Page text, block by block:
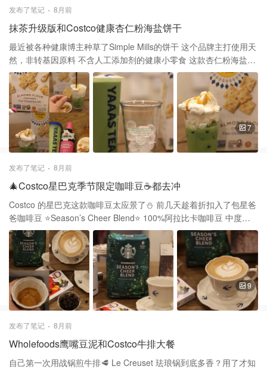
可以泡一会儿不脆也很好吃 FAGE Total 0%这款希腊酸奶更浓稠 是
奶 0脂肪，不含添加脂肪，高蛋白，不甜 因为它更浓稠所以我觉得
更适合搭配水果 或者拌在沙拉里做topping丰富口感层次 它的质地
更像打发的奶油 盒子上写着最好在开罐五天内吃完 这两款虽然都是
标有含糖量 前者7克后者5克，但都不甜几乎吃不出甜味 喜欢甜味可
以加适量蜂蜜🍯 按量的大小来说Fage相对经济实惠 酸奶是益生菌
和优质蛋白质的良好来源 可搭配性强，能作为健康早餐重要一部分
发布了笔记 8月前
抹茶升级版和Costco健康杏仁粉海盐饼干
最近被各种健康博主种草了Simple Mills的饼干 这个品牌主打使用天
然，非转基因原料 不含人工添加剂的健康小零食 这款杏仁粉海盐饼
干以无麸质（Gluten-Free） 低碳水（Low Carb）和高蛋白为主要
卖点 后悔前一段 Costco 打折没多囤几盒 一盒里面有两大包，价格
$9.99 之前打折的时候好像只要$7 这个饼干的配料表简单且健康 有
杏仁粉，提供丰富的不饱和脂肪酸 亚麻籽粉，含有膳食纤维，有助
于心血管健康 木薯淀粉，保持酥脆口感的同时降低了整体碳水含量
还有有机洋葱，有机蒜，有机葵花籽油混和烘培而成 吃起来有普通
饼干的酥脆和海盐天然咸味 17小块的卡路里含量是150，含糖量为0
非常适合控糖的人当作两餐之间充饥小零食 也可以配着之前推荐的
奶油和焦糖酱 加工成了一杯焦糖抹茶奶盖 ✨制作方法： 先把杯子里
倒入适量冰块 加入抹茶味的奶茶🥤 然后挤上whipping cream 最后
淋焦糖酱，一杯升级版的抹茶饮品就做好了 差不多只用了三分之一
都不到 一杯可以做成好几杯，喜欢奶盖的可以试试
7
发布了笔记 8月前
🎄Costco星巴克季节限定咖啡豆☕️都去冲
Costco 的星巴克这款咖啡豆太应景了⛄️ 前几天趁着折扣入了包星爸
爸咖啡豆 ⭐️Season’s Cheer Blend⭐️ 100%阿拉比卡咖啡豆 中度烘
培☕️ Note：Cocoa &Dried Fruit 这款咖啡豆是季节限定❄️只是节日
供应 2lb装，打完折$11.99 便宜大碗 打开袋子之后闻到咖啡豆浓郁
香味 取了19克做浓缩咖啡萃取出来的油脂超丰富 用减脂牛奶🥛做了
杯拉花拿铁 本以为2%的牛奶不太好拉花 但后来发现只要奶泡打好
用减脂牛奶拉好花也是没问题的 这杯拿铁带有可可的柔和苦甜味 还
伴有一些烘培的香气 后味带一点点🤏干果的酸甜 口感非常有层次
感，整体会因为cocoa偏苦 它的包装是以绿色为基底有星星✨和大小
的圆点 让我立刻联想到圣诞树🎄和树上面的各种挂饰 感受到一种温
巴旦木坚果巧克力豆也推荐 外层裹着牛奶巧克力，里面是坚果 越嚼
越香，配着咖啡☕️感受这份惬意
9
发布了笔记 8月前
Wholefoods鹰嘴豆泥和Costco牛排大餐
自己第一次用战锅煎牛排🥩 Le Creuset 珐琅锅到底多香？用了才知